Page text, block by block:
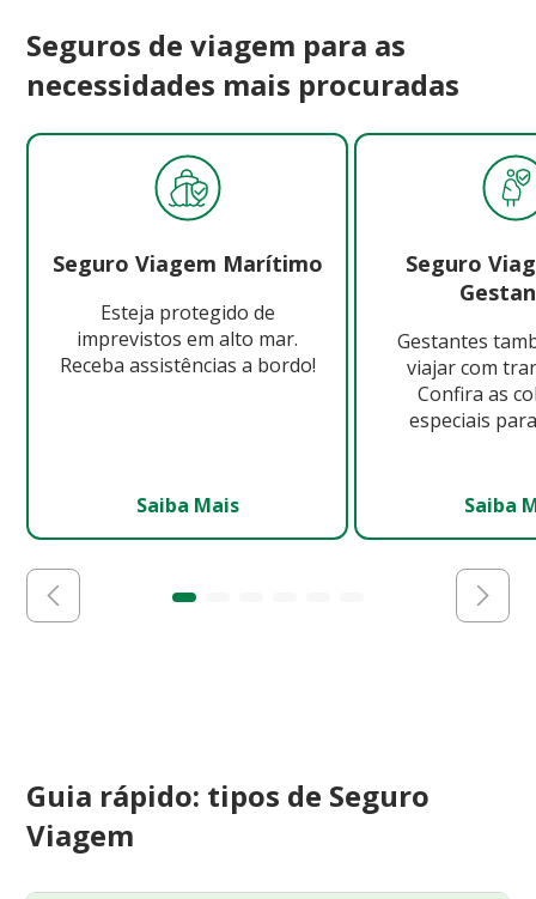
Seguros de viagem para as
necessidades mais procuradas
Seguro Viagem Marítimo
Esteja protegido de
imprevistos em alto mar.
Receba assistências a bordo!
Saiba Mais
Seguro
Gestantes
viajar com
Confira as
especiais
Saiba
Guia rápido: tipos de Seguro
Viagem